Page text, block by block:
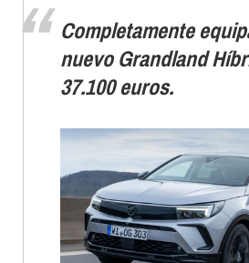
Completamente
nuevo Grandland
37.100 euros.